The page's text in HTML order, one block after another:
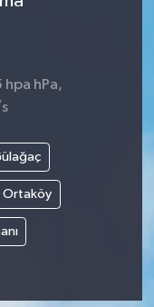
hpa hPa,
Ortaköy